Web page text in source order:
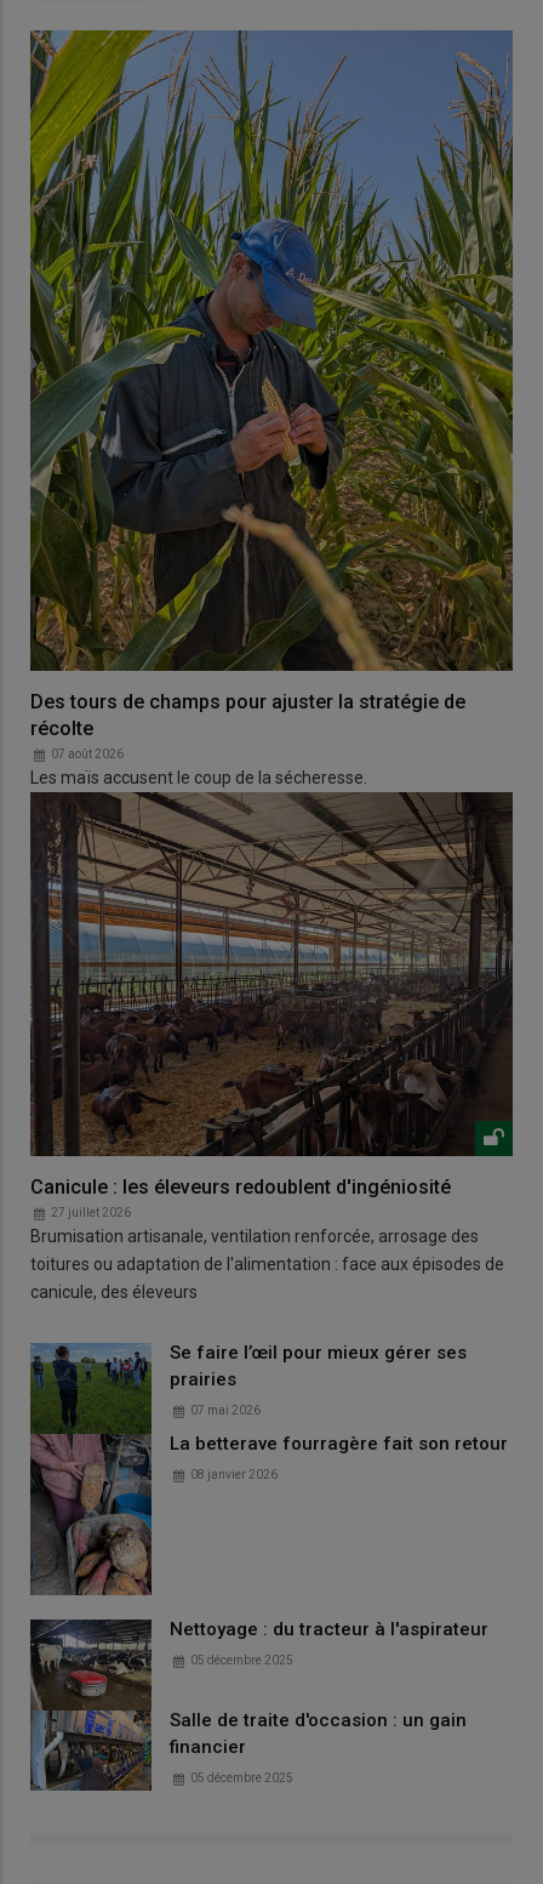
Des tours de champs pour ajuster la stratégie de
récolte
07 août 2026
Les maïs accusent le coup de la sécheresse.
Canicule : les éleveurs redoublent d'ingéniosité
27 juillet 2026
Brumisation artisanale, ventilation renforcée, arrosage des
toitures ou adaptation de l'alimentation : face aux épisodes de
canicule, des éleveurs
Se faire l’œil pour mieux gérer ses
prairies
07 mai 2026
La betterave fourragère fait son retour
08 janvier 2026
Nettoyage : du tracteur à l'aspirateur
05 décembre 2025
Salle de traite d'occasion : un gain
financier
05 décembre 2025